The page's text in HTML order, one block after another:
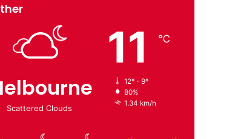
Scattered Clouds
11 ℃
12º - 9º
80%
1.34 km/h